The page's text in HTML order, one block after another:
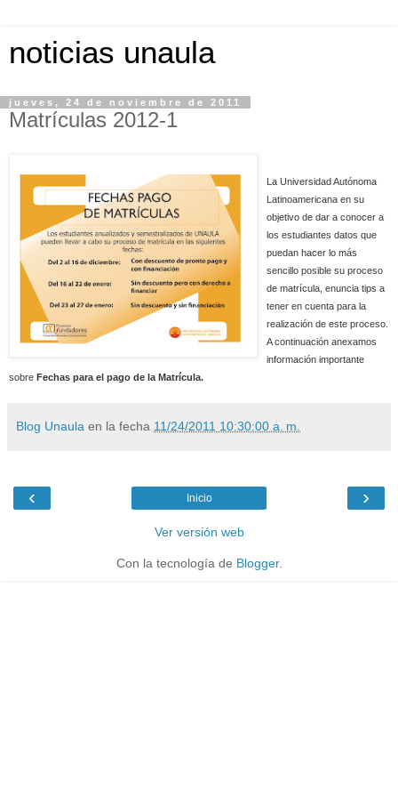
noticias unaula
jueves, 24 de noviembre de 2011
Matrículas 2012-1
La Universidad Autónoma
Latinoamericana en su
objetivo de dar a conocer a
los estudiantes datos que
puedan hacer lo más
sencillo posible su proceso
de matrícula, enuncia tips a
tener en cuenta para la
realización de este proceso.
A continuación anexamos
información importante
sobre Fechas para el pago de la Matrícula.
Blog Unaula en la fecha 11/24/2011 10:30:00 a. m.
‹ ›
Inicio
Ver versión web
Con la tecnología de Blogger.